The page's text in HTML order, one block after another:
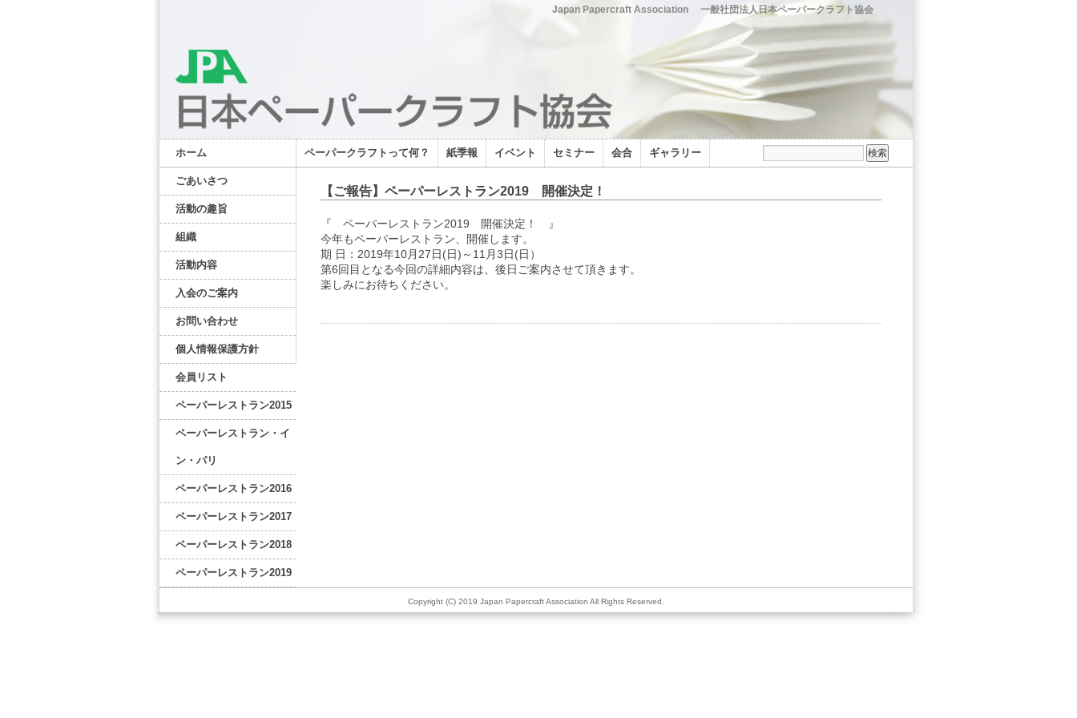
Japan Papercraft Association 一般社団法人日本ペーパークラフト協会
ホーム ペーパークラフトって何？ 紙季報 イベント セミナー 会合 ギャラリー
ごあいさつ
活動の趣旨
組織
活動内容
入会のご案内
お問い合わせ
個人情報保護方針
会員リスト
ペーパーレストラン2015
ペーパーレストラン・イ
ン・パリ
ペーパーレストラン2016
ペーパーレストラン2017
ペーパーレストラン2018
ペーパーレストラン2019
【ご報告】ペーパーレストラン2019 開催決定！
『 ペーパーレストラン2019 開催決定！ 』
今年もペーパーレストラン、開催します。
期 日：2019年10月27日(日)～11月3日(日）
第6回目となる今回の詳細内容は、後日ご案内させて頂きます。
楽しみにお待ちください。
Copyright (C) 2019 Japan Papercraft Association All Rights Reserved.